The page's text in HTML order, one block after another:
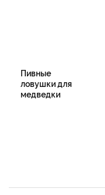
Пивные
ловушки для
медведки